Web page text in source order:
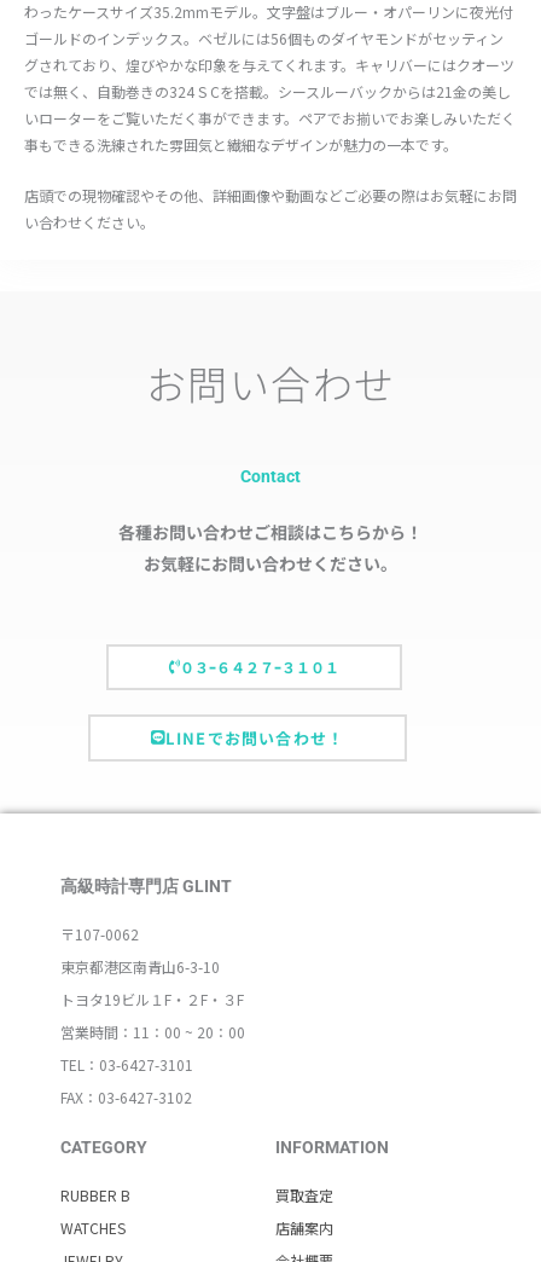
わったケースサイズ35.2mmモデル。文字盤はブルー・オパーリンに夜光付
ゴールドのインデックス。ベゼルには56個ものダイヤモンドがセッティン
グされており、煌びやかな印象を与えてくれます。キャリバーにはクオーツ
では無く、自動巻きの324 S Cを搭載。シースルーバックからは21金の美し
いローターをご覧いただく事ができます。ペアでお揃いでお楽しみいただく
事もできる洗練された雰囲気と繊細なデザインが魅力の一本です。
店頭での現物確認やその他、詳細画像や動画などご必要の際はお気軽にお問
い合わせください。
お問い合わせ
Contact
各種お問い合わせご相談はこちらから！
お気軽にお問い合わせください。
０３ｰ６４２７ｰ３１０１
LINEでお問い合わせ！
高級時計専門店 GLINT
〒107-0062
東京都港区南青山6-3-10
トヨタ19ビル１F・２F・３F
営業時間：11：00 ~ 20：00
TEL：03-6427-3101
FAX：03-6427-3102
CATEGORY
RUBBER B
WATCHES
INFORMATION
買取査定
店舗案内